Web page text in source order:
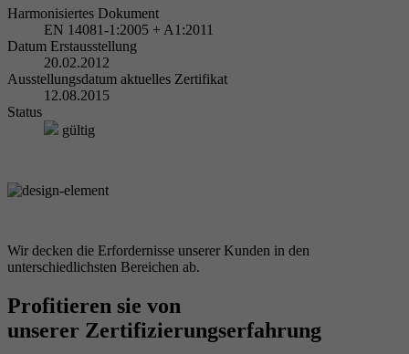
Harmonisiertes Dokument
EN 14081-1:2005 + A1:2011
Datum Erstausstellung
20.02.2012
Ausstellungsdatum aktuelles Zertifikat
12.08.2015
Status
gültig
Wir decken die Erfordernisse unserer Kunden in den
unterschiedlichsten Bereichen ab.
Profitieren sie von
unserer Zertifizierungserfahrung